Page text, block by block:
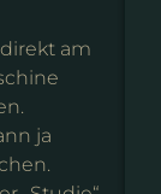
am
ja